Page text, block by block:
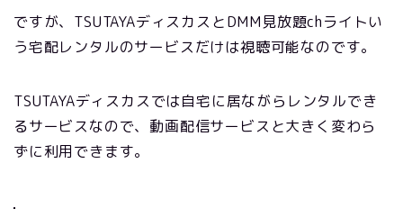
ですが、TSUTAYAディスカスとDMM見放題chライトい
う宅配レンタルのサービスだけは視聴可能なのです。
TSUTAYAディスカスでは自宅に居ながらレンタルでき
るサービスなので、動画配信サービスと大きく変わら
ずに利用できます。